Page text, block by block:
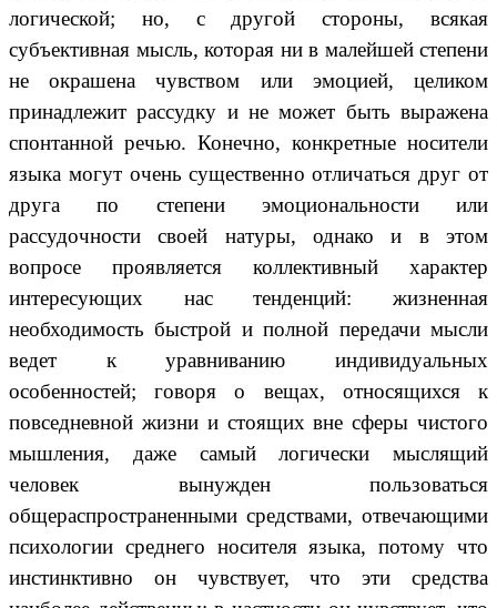
логической; но, с другой стороны, всякая
субъективная мысль, которая ни в малейшей степени
не окрашена чувством или эмоцией, целиком
принадлежит рассудку и не может быть выражена
спонтанной речью. Конечно, конкретные носители
языка могут очень существенно отличаться друг от
друга по степени эмоциональности или
рассудочности своей натуры, однако и в этом
вопросе проявляется коллективный характер
интересующих нас тенденций: жизненная
необходимость быстрой и полной передачи мысли
ведет к уравниванию индивидуальных
особенностей; говоря о вещах, относящихся к
повседневной жизни и стоящих вне сферы чистого
мышления, даже самый логически мыслящий
человек вынужден пользоваться
общераспространенными средствами, отвечающими
психологии среднего носителя языка, потому что
инстинктивно он чувствует, что эти средства